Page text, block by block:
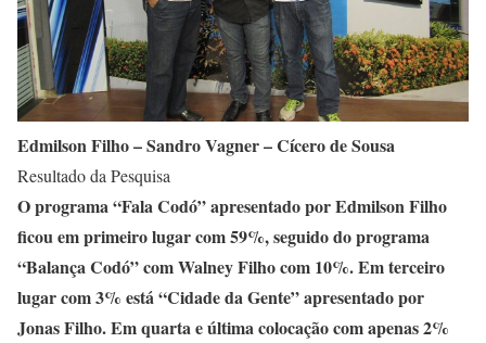
Edmilson Filho – Sandro Vagner – Cícero de Sousa
Resultado da Pesquisa
O programa “Fala Codó” apresentado por Edmilson Filho
ficou em primeiro lugar com 59%, seguido do programa
“Balança Codó” com Walney Filho com 10%. Em terceiro
lugar com 3% está “Cidade da Gente” apresentado por
Jonas Filho. Em quarta e última colocação com apenas 2%